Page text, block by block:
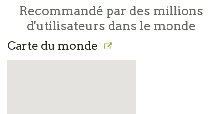
Recommandé par des millions
d'utilisateurs dans le monde
Carte du monde